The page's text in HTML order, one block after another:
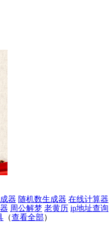
器 随机数生成器 在线计算器
周公解梦 老黄历 ip地址查询
（查看全部）